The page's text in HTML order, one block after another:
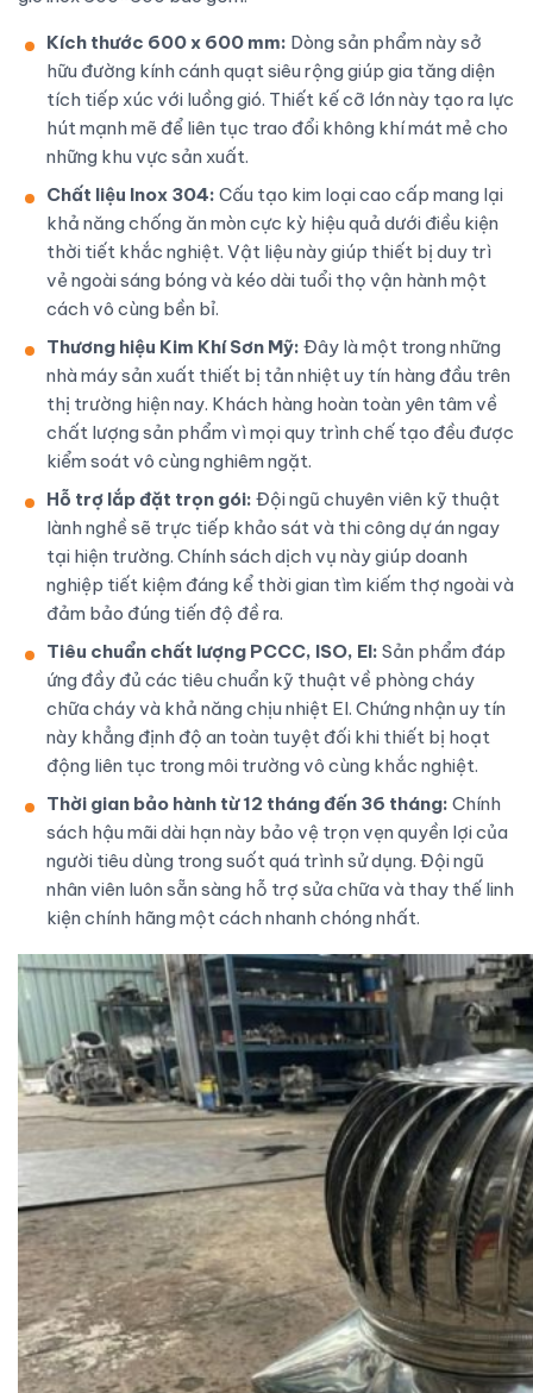
Kích thước 600 x 600 mm: Dòng sản phẩm này sở
hữu đường kính cánh quạt siêu rộng giúp gia tăng diện
tích tiếp xúc với luồng gió. Thiết kế cỡ lớn này tạo ra lực
hút mạnh mẽ để liên tục trao đổi không khí mát mẻ cho
những khu vực sản xuất.
Chất liệu Inox 304: Cấu tạo kim loại cao cấp mang lại
khả năng chống ăn mòn cực kỳ hiệu quả dưới điều kiện
thời tiết khắc nghiệt. Vật liệu này giúp thiết bị duy trì
vẻ ngoài sáng bóng và kéo dài tuổi thọ vận hành một
cách vô cùng bền bỉ.
Thương hiệu Kim Khí Sơn Mỹ: Đây là một trong những
nhà máy sản xuất thiết bị tản nhiệt uy tín hàng đầu trên
thị trường hiện nay. Khách hàng hoàn toàn yên tâm về
chất lượng sản phẩm vì mọi quy trình chế tạo đều được
kiểm soát vô cùng nghiêm ngặt.
Hỗ trợ lắp đặt trọn gói: Đội ngũ chuyên viên kỹ thuật
lành nghề sẽ trực tiếp khảo sát và thi công dự án ngay
tại hiện trường. Chính sách dịch vụ này giúp doanh
nghiệp tiết kiệm đáng kể thời gian tìm kiếm thợ ngoài và
đảm bảo đúng tiến độ đề ra.
Tiêu chuẩn chất lượng PCCC, ISO, EI: Sản phẩm đáp
ứng đầy đủ các tiêu chuẩn kỹ thuật về phòng cháy
chữa cháy và khả năng chịu nhiệt EI. Chứng nhận uy tín
này khẳng định độ an toàn tuyệt đối khi thiết bị hoạt
động liên tục trong môi trường vô cùng khắc nghiệt.
Thời gian bảo hành từ 12 tháng đến 36 tháng: Chính
sách hậu mãi dài hạn này bảo vệ trọn vẹn quyền lợi của
người tiêu dùng trong suốt quá trình sử dụng. Đội ngũ
nhân viên luôn sẵn sàng hỗ trợ sửa chữa và thay thế linh
kiện chính hãng một cách nhanh chóng nhất.